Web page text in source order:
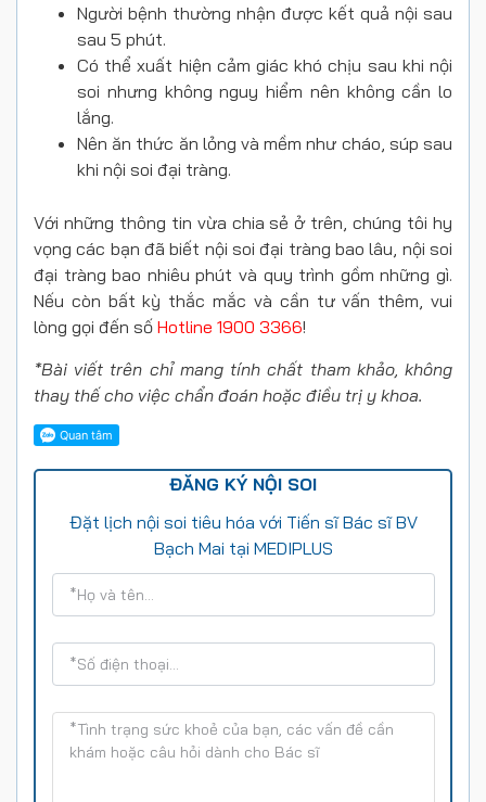
Người bệnh thường nhận được kết quả nội sau
sau 5 phút.
Có thể xuất hiện cảm giác khó chịu sau khi nội
soi nhưng không nguy hiểm nên không cần lo
lắng.
Nên ăn thức ăn lỏng và mềm như cháo, súp sau
khi nội soi đại tràng.
Với những thông tin vừa chia sẻ ở trên, chúng tôi hy
vọng các bạn đã biết nội soi đại tràng bao lâu, nội soi
đại tràng bao nhiêu phút và quy trình gồm những gì.
Nếu còn bất kỳ thắc mắc và cần tư vấn thêm, vui
lòng gọi đến số Hotline 1900 3366!
*Bài viết trên chỉ mang tính chất tham khảo, không
thay thế cho việc chẩn đoán hoặc điều trị y khoa.
ĐĂNG KÝ NỘI SOI
Đặt lịch nội soi tiêu hóa với Tiến sĩ Bác sĩ BV
Bạch Mai tại MEDIPLUS